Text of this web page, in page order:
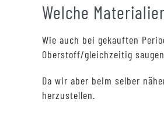
Welche
Wie auch bei gekauften
Oberstoff/gleichzeitig
Da wir aber beim selber
herzustellen.